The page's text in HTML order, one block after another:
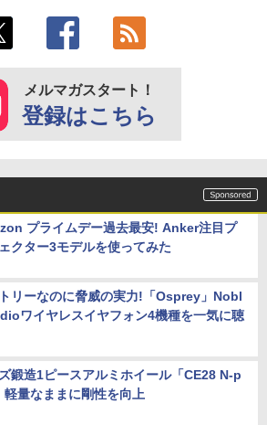
メルマガスタート！
登録はこちら
プライムデー過去最安! Anker注目プ
クター3モデルを使ってみた
リーなのに脅威の実力!「Osprey」Nobl
ワイヤレスイヤフォン4機種を一気に聴
鍛造1ピースアルミホイール「CE28 N-p
軽量なままに剛性を向上